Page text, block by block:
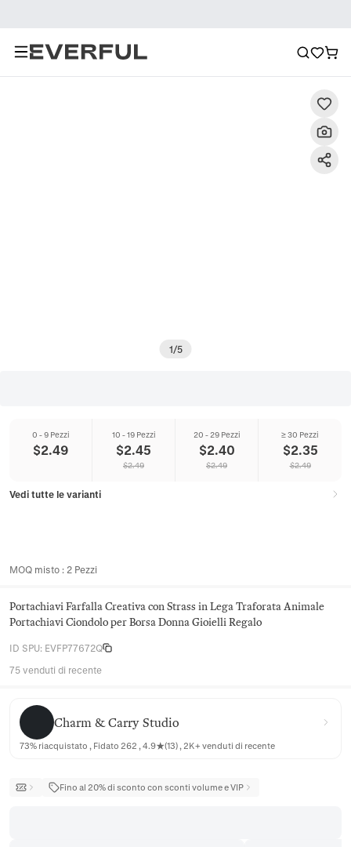
1/5
0 - 9 Pezzi
$2.49
10 - 19 Pezzi
$2.45
$2.49
20 - 29 Pezzi
$2.40
$2.49
≥ 30 Pezzi
$2.35
$2.49
Vedi tutte le varianti
MOQ misto : 2 Pezzi
Portachiavi Farfalla Creativa con Strass in Lega Traforata Animale
Portachiavi Ciondolo per Borsa Donna Gioielli Regalo
ID SPU: EVFP77672Q
75 venduti di recente
Charm & Carry Studio
Charm & Carry Studio
73% riacquistato , Fidato 262 , 4.9★(13) , 2K+ venduti di recente
Fino al 20% di sconto con sconti volume e VIP